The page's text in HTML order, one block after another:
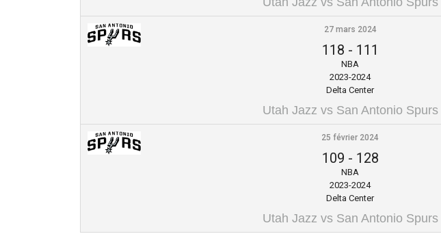
27 mars 2024
118 - 111
NBA
2023-2024
Delta Center
Utah Jazz vs San Antonio Spurs
25 février 2024
109 - 128
NBA
2023-2024
Delta Center
Utah Jazz vs San Antonio Spurs